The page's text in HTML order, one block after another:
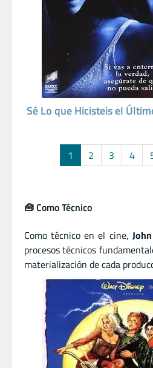
Sé Lo que Hicisteis el
1 2 3 4
🧰 Como Técnico
Como técnico en el cine,
procesos técnicos
materialización de cada